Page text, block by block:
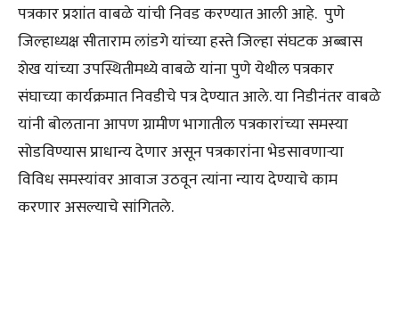
पत्रकार प्रशांत वाबळे यांची निवड करण्यात आली आहे. पुणे
जिल्हाध्यक्ष सीताराम लांडगे यांच्या हस्ते जिल्हा संघटक अब्बास
शेख यांच्या उपस्थितीमध्ये वाबळे यांना पुणे येथील पत्रकार
संघाच्या कार्यक्रमात निवडीचे पत्र देण्यात आले. या निडीनंतर वाबळे
यांनी बोलताना आपण ग्रामीण भागातील पत्रकारांच्या समस्या
सोडविण्यास प्राधान्य देणार असून पत्रकारांना भेडसावणाऱ्या
विविध समस्यांवर आवाज उठवून त्यांना न्याय देण्याचे काम
करणार असल्याचे सांगितले.